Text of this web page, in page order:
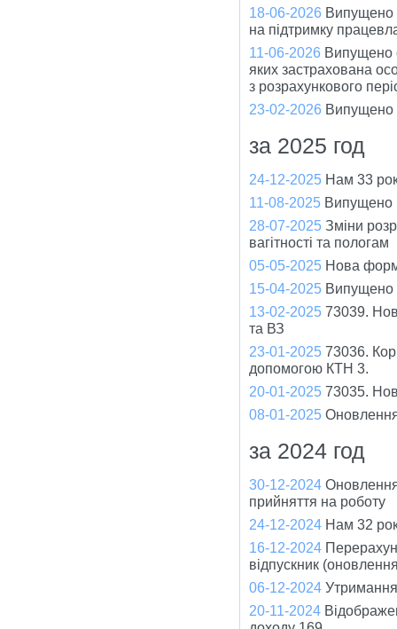
18-06-2026 Випущено
на підтримку
11-06-2026 Випущено
яких застрахована
з розрахункового
23-02-2026 Випущено
за 2025 год
24-12-2025 Нам 33
11-08-2025 Випущено
28-07-2025 Зміни
вагітності та пологам
05-05-2025 Нова
15-04-2025 Випущено
13-02-2025 73039.
та ВЗ
23-01-2025 73036.
допомогою КТН 3.
20-01-2025 73035.
08-01-2025
за 2024 год
30-12-2024
прийняття на роботу
24-12-2024 Нам 32
16-12-2024
відпускник
06-12-2024 Утримання
20-11-2024